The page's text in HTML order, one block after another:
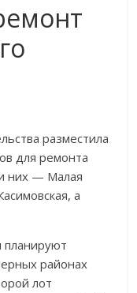
разместила
для ремонта
них — Малая
а
планируют
районах
лот